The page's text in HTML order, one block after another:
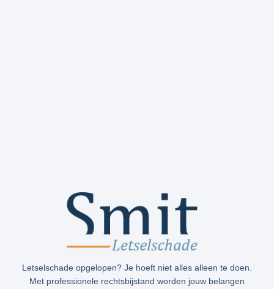
Letselschade opgelopen? Je hoeft niet alles alleen te doen.
Met professionele rechtsbijstand worden jouw belangen